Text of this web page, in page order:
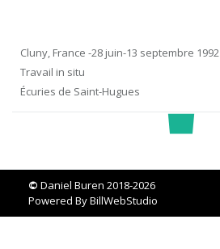
Cluny, France -28 juin-13 septembre 1992
Travail in situ
Écuries de Saint-Hugues
© Daniel Buren 2018-2026
Powered ByBillWebStudio